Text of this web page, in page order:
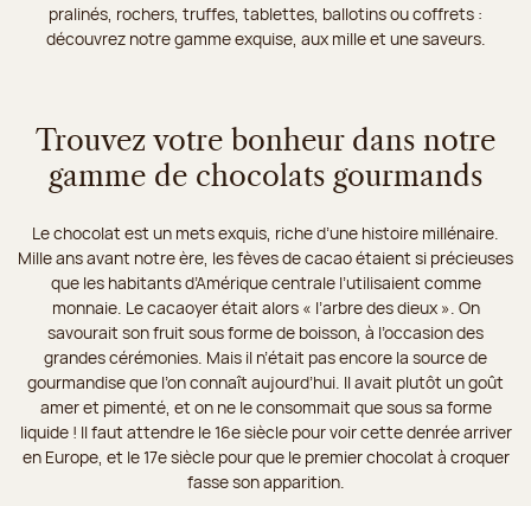
pralinés, rochers, truffes, tablettes, ballotins ou coffrets :
découvrez notre gamme exquise, aux mille et une saveurs.
Trouvez votre bonheur dans notre
gamme de chocolats gourmands
Le chocolat est un mets exquis, riche d’une histoire millénaire.
Mille ans avant notre ère, les fèves de cacao étaient si précieuses
que les habitants d’Amérique centrale l’utilisaient comme
monnaie. Le cacaoyer était alors « l’arbre des dieux ». On
savourait son fruit sous forme de boisson, à l’occasion des
grandes cérémonies. Mais il n’était pas encore la source de
gourmandise que l’on connaît aujourd’hui. Il avait plutôt un goût
amer et pimenté, et on ne le consommait que sous sa forme
liquide ! Il faut attendre le 16e siècle pour voir cette denrée arriver
en Europe, et le 17e siècle pour que le premier chocolat à croquer
fasse son apparition.